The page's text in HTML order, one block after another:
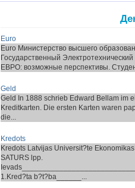
Euro
Euro Министерство высшего
Государственный
ЕВРО: возможные перспективы.
Geld
Geld In 1888 schrieb Edward Bellam im
Kreditkarten. Die ersten Karten waren
die...
Kredоts
Kredоts Latvijas Universit?te
SATURS lpp.
1.Kred?ta b?t?ba______...